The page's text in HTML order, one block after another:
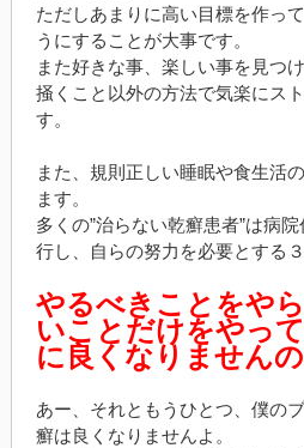
ただしあまりに高い目標を作っ
うにすることが大事です。
また好きな事、楽しい事を見つ
掻くこと以外の方法で気楽にス
す。
また、規則正しい睡眠や食生活
ます。
多くの”治らない乾癬患者”は病
行し、自らの努力を必要とする
やるべきことをや
いことだけをやっ
に良くなりませんの
あー、それともうひとつ、僕の
癬は良くなりませんよ。